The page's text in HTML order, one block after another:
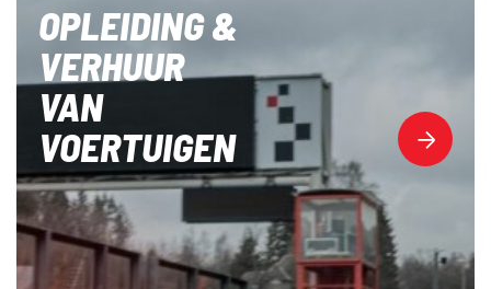
OPLEIDING &
VERHUUR
VAN
VOERTUIGEN